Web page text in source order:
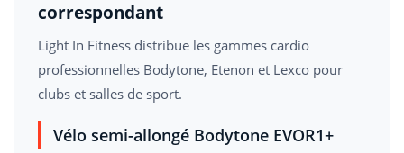
correspondant
Light In Fitness distribue les gammes cardio
professionnelles Bodytone, Etenon et Lexco pour
clubs et salles de sport.
Vélo semi-allongé Bodytone EVOR1+